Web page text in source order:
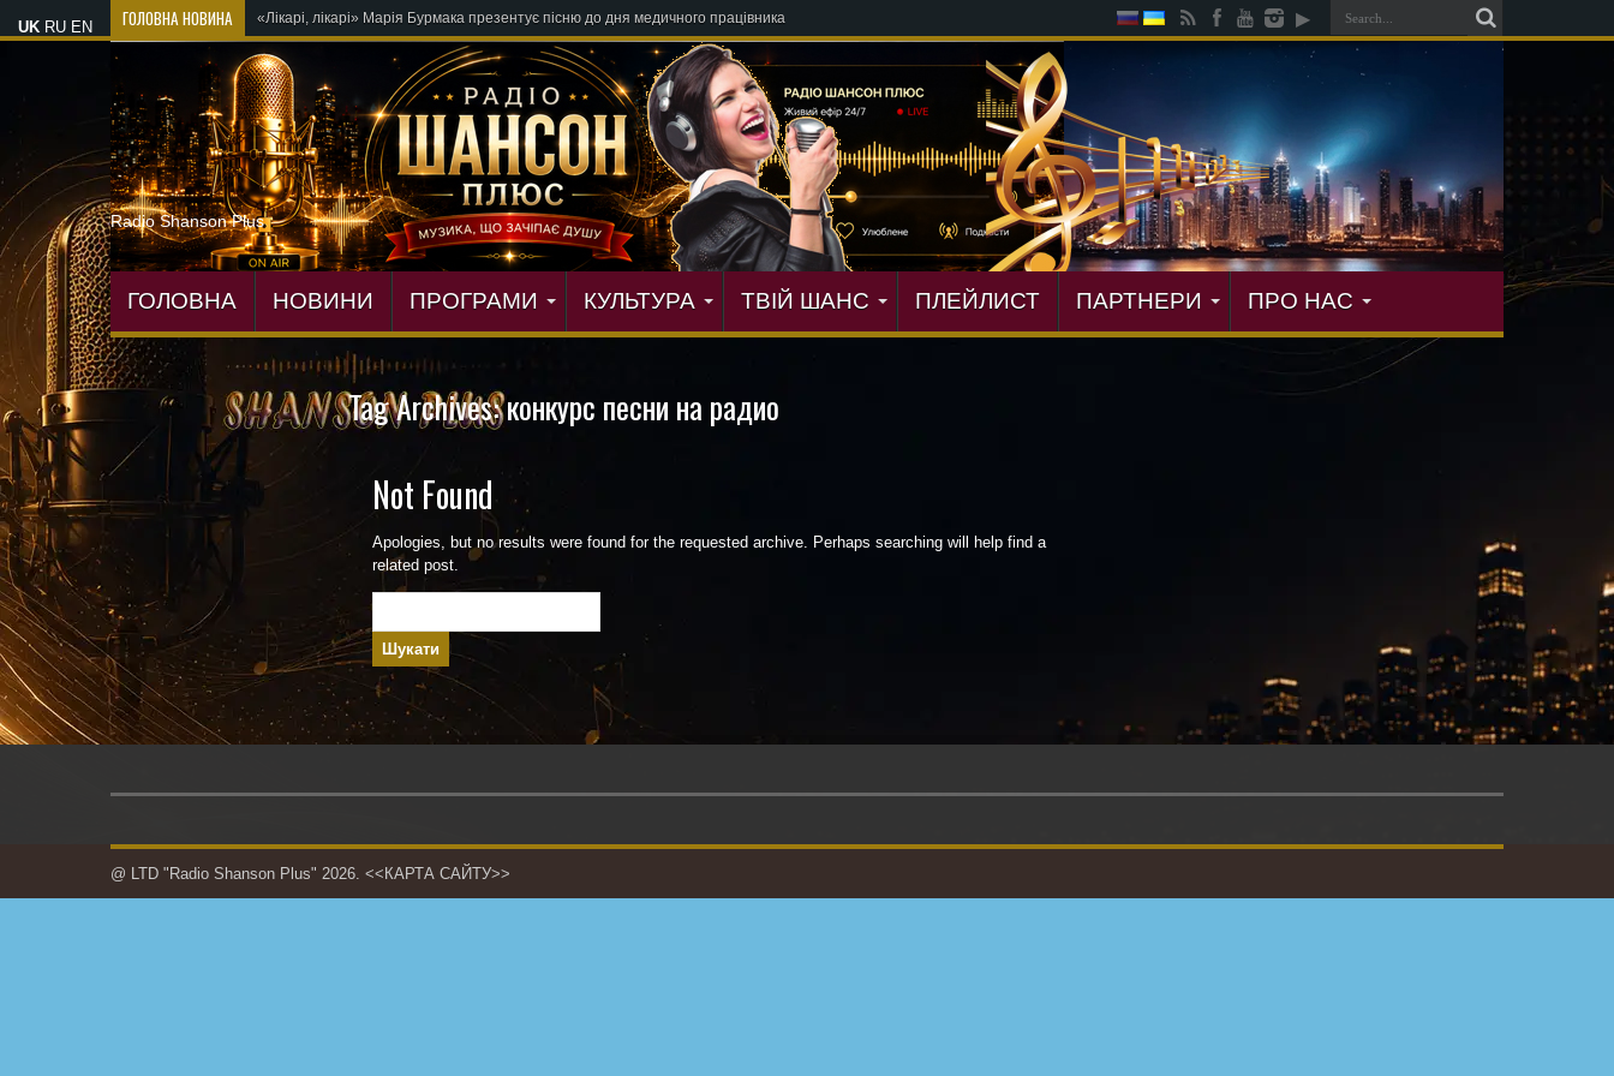
ГОЛОВНА НОВИНА «Лікарі, лікарі» Марія Бурмака презентує пісню до дня медичного працівника
Radio Shanson Plus
ГОЛОВНА НОВИНИ ПРОГРАМИ КУЛЬТУРА ТВІЙ ШАНС ПЛЕЙЛИСТ ПАРТНЕРИ ПРО НАС
Tag Archives:конкурс песни на радио
Not Found
Apologies, but no results were found for the requested archive. Perhaps searching will help find a
related post.
Пошук:
@ LTD "Radio Shanson Plus" 2026. <<КАРТА САЙТУ>>
UK RU EN